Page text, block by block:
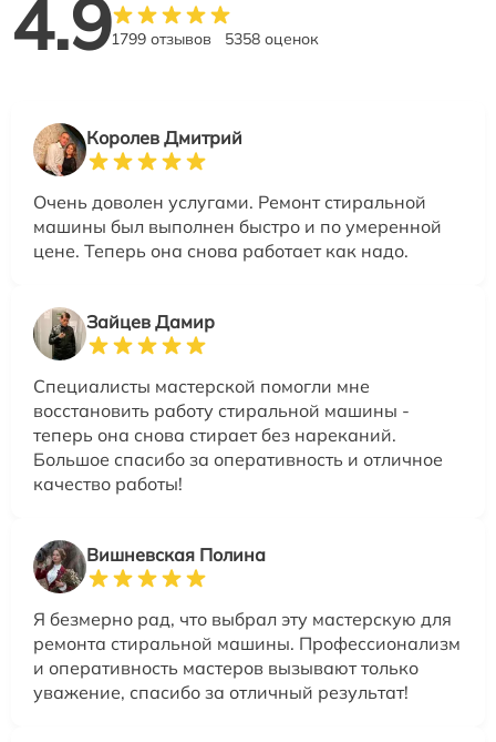
4.91799 отзывов 5358 оценок
Королев Дмитрий
Очень доволен услугами. Ремонт стиральной
машины был выполнен быстро и по умеренной
цене. Теперь она снова работает как надо.
Зайцев Дамир
Специалисты мастерской помогли мне
восстановить работу стиральной машины -
теперь она снова стирает без нареканий.
Большое спасибо за оперативность и отличное
качество работы!
Вишневская Полина
Я безмерно рад, что выбрал эту мастерскую для
ремонта стиральной машины. Профессионализм
и оперативность мастеров вызывают только
уважение, спасибо за отличный результат!